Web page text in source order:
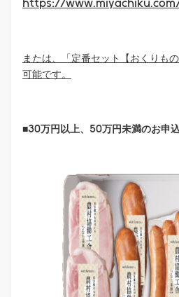
https://
または、「定番セット【おくりも
可能です。
■30万円以上、50万円未満のお申